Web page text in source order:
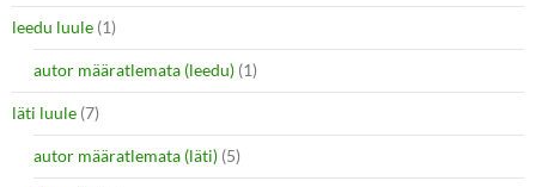
leedu luule (1)
autor määratlemata (leedu) (1)
läti luule (7)
autor määratlemata (läti) (5)